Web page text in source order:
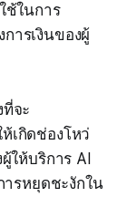
ช้ในการ
ารเงินของผู้
จะ
เกิดช่องโหว่
ให้บริการ AI
ารหยุดชะงักใน